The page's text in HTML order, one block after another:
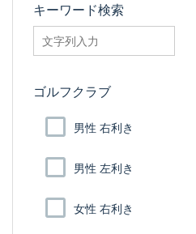
キーワード検索
searchfilter_pro
ゴルフクラブ
男性 右利き
男性 左利き
女性 右利き